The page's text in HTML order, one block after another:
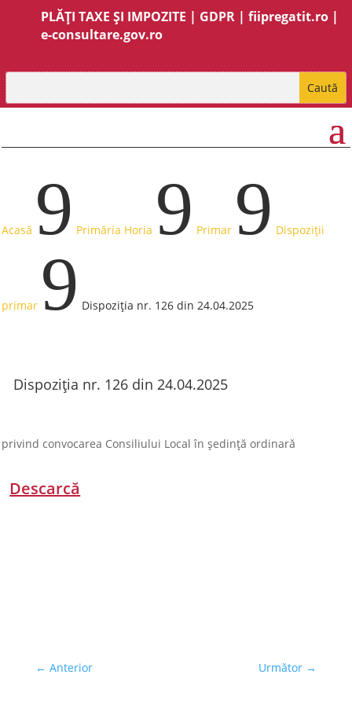
PLĂȚI TAXE ȘI IMPOZITE | GDPR |fiipregatit.ro |
e-consultare.gov.ro
Acasă 9 Primăria Horia 9 Primar 9 Dispoziții
primar 9 Dispoziția nr. 126 din 24.04.2025
Dispoziția nr. 126 din 24.04.2025
privind convocarea Consiliului Local în ședință ordinară
Descarcă
← Anterior Următor →